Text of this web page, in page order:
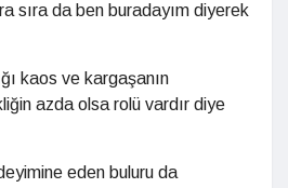
sıra da ben buradayım diyerek
kaos ve kargaşanın
azda olsa rolü vardır diye
eden buluru da